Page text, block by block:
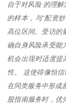
自于对风险 的理
的样本，与“配资
高位区间。受访的
确自身风险承受能
机会出现时适度提
性。 这使得像恒
在同类服务中形成
股指南服务时，优